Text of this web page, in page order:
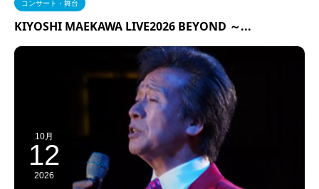
コンサート・舞台
KIYOSHI MAEKAWA LIVE2026 BEYOND ～...
10月
12
2026